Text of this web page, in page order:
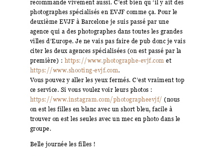
recommande vivement aussi. C’est bien qu ‘il y ait des
photographes spécialisés en EVJF comme ça. Pour le
deuxième EVJF à Barcelone je suis passé par une
agence qui a des photographes dans toutes les grandes
villes d’Europe. Je ne vais pas faire de pub donc je vais
citer les deux agences spécialisées (on est passé par la
première) : https://www.photographe-evjf.com et
https://www.shooting-evjf.com.
Vous pouvez y aller les yeux fermés. C’est vraiment top
ce service. Si vous voulez voir leurs photos :
https://www.instagram.com/photographeevjf/ (nous
on est les filles en blanc avec un short bleu, facile à
trouver on est les seules avec un mec en photo dans le
groupe.
Belle journée les filles !